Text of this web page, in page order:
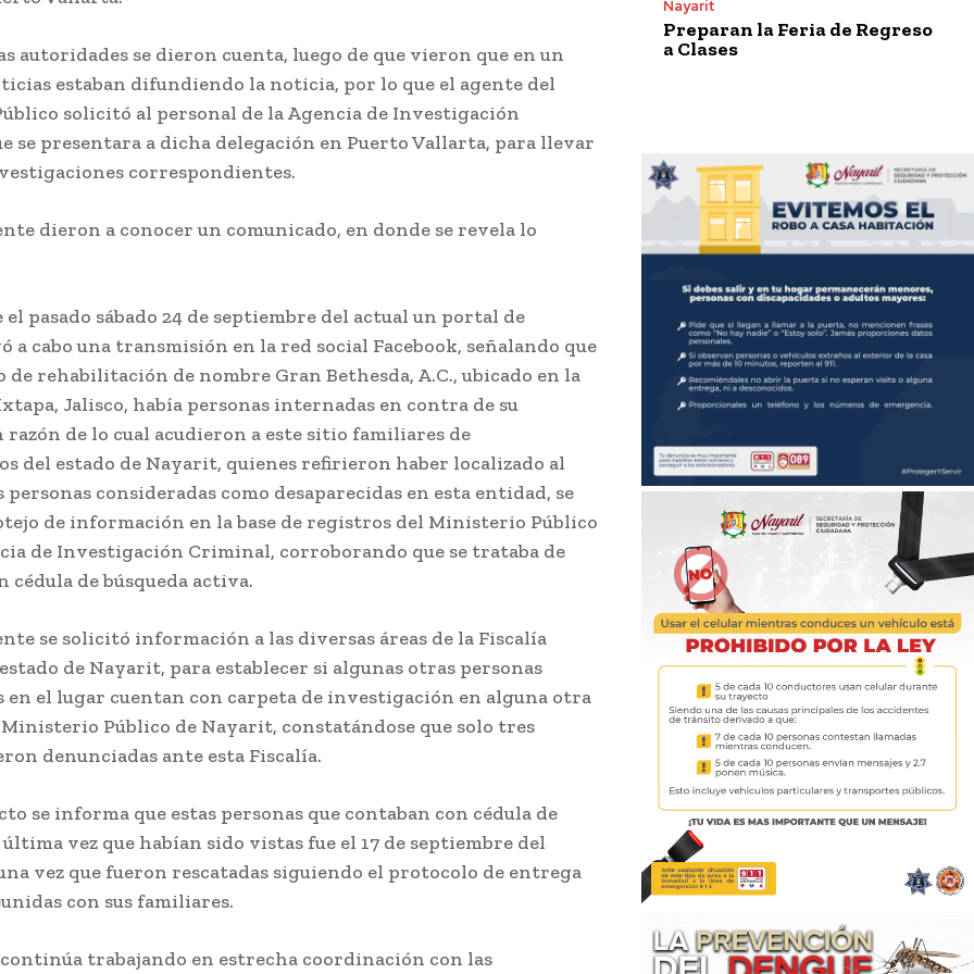
autoridades se dieron cuenta, luego de que vieron que en un
estaban difundiendo la noticia, por lo que el agente del
solicitó al personal de la Agencia de Investigación
se presentara a dicha delegación en Puerto Vallarta, para llevar
correspondientes.
dieron a conocer un comunicado, en donde se revela lo
el pasado sábado 24 de septiembre del actual un portal de
a cabo una transmisión en la red social Facebook, señalando que
de rehabilitación de nombre Gran Bethesda, A.C., ubicado en la
Jalisco, había personas internadas en contra de su
de lo cual acudieron a este sitio familiares de
del estado de Nayarit, quienes refirieron haber localizado al
personas consideradas como desaparecidas en esta entidad, se
de información en la base de registros del Ministerio Público
de Investigación Criminal, corroborando que se trataba de
cédula de búsqueda activa.
se solicitó información a las diversas áreas de la Fiscalía
de Nayarit, para establecer si algunas otras personas
en el lugar cuentan con carpeta de investigación en alguna otra
Público de Nayarit, constatándose que solo tres
denunciadas ante esta Fiscalía.
se informa que estas personas que contaban con cédula de
última vez que habían sido vistas fue el 17 de septiembre del
vez que fueron rescatadas siguiendo el protocolo de entrega
con sus familiares.
trabajando en estrecha coordinación con las
Nayarit
Preparan la Feria de Regreso
a Clases